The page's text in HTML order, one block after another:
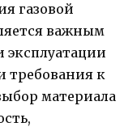
газовой
важным
требования к
материала